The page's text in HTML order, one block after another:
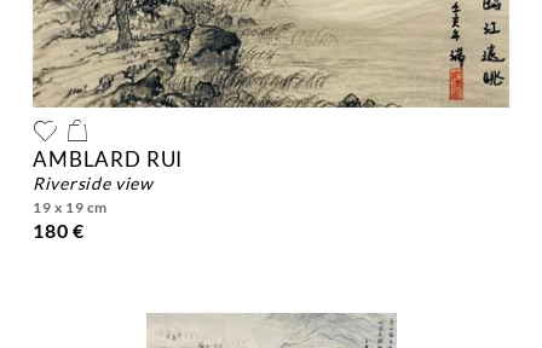
AMBLARD RUI
riverside view
19 x 19 cm
180 €